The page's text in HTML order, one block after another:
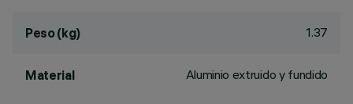
Peso (kg) 1.37
Material Aluminio extruido y fundido